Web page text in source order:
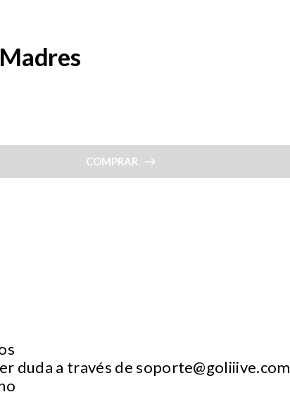
COMPRAR
duda a través desoporte@goliiive.com